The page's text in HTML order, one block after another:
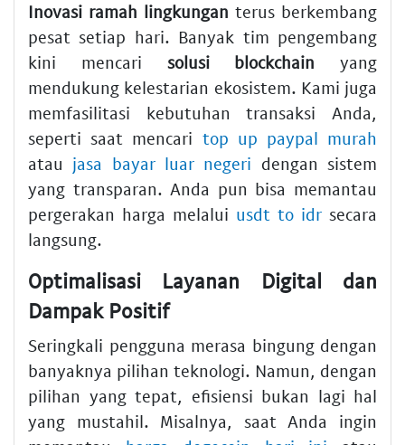
Inovasi ramah lingkungan terus berkembang
pesat setiap hari. Banyak tim pengembang
kini mencari solusi blockchain yang
mendukung kelestarian ekosistem. Kami juga
memfasilitasi kebutuhan transaksi Anda,
seperti saat mencari top up paypal murah
atau jasa bayar luar negeri dengan sistem
yang transparan. Anda pun bisa memantau
pergerakan harga melalui usdt to idr secara
langsung.
Optimalisasi Layanan Digital dan
Dampak Positif
Seringkali pengguna merasa bingung dengan
banyaknya pilihan teknologi. Namun, dengan
pilihan yang tepat, efisiensi bukan lagi hal
yang mustahil. Misalnya, saat Anda ingin